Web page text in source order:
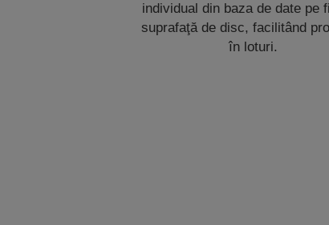
individual din baza de date pe
suprafaţă de disc, facilitând
în loturi.